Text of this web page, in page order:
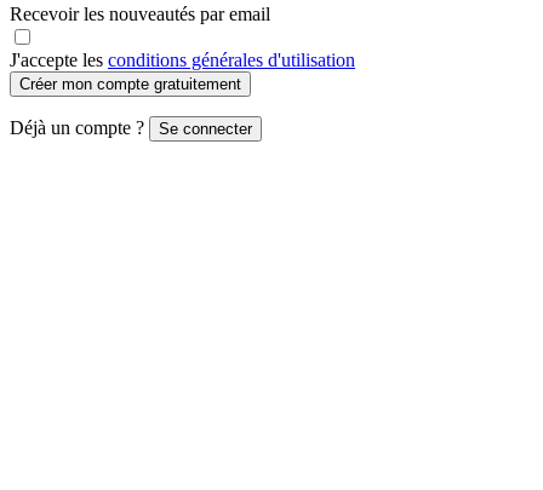
Recevoir les nouveautés par email
J'accepte les conditions générales d'utilisation
Créer mon compte gratuitement
Déjà un compte ? Se connecter